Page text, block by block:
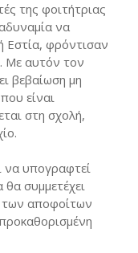
της φοιτήτριας
να
Εστία, φρόντισαν
Με αυτόν τον
βεβαίωση μη
είναι
στη σχολή,
να υπογραφτεί
θα συμμετέχει
των αποφοίτων